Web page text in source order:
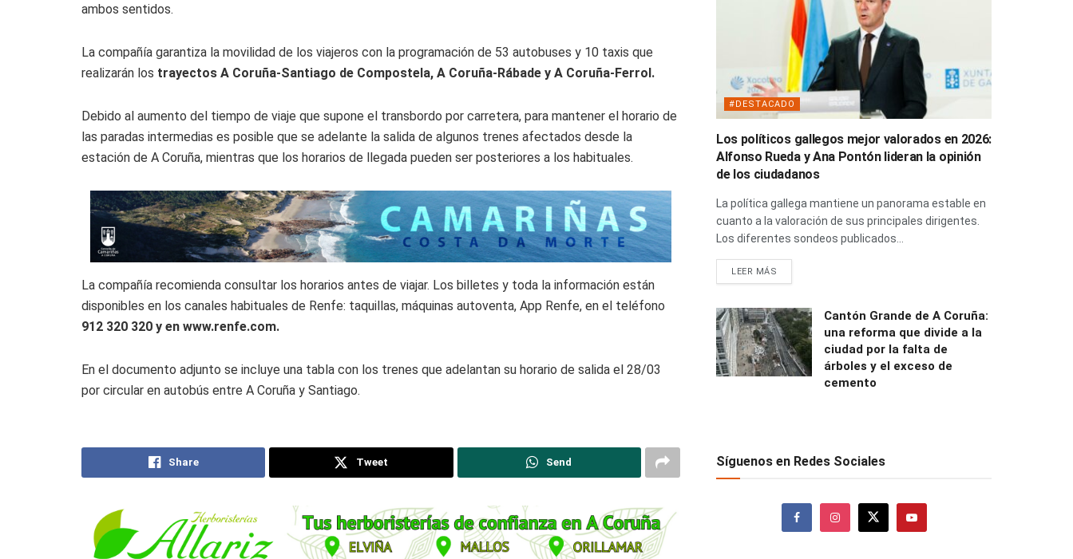
ambos sentidos.
La compañía garantiza la movilidad de los viajeros con la programación de 53 autobuses y 10 taxis que
realizarán los trayectos A Coruña-Santiago de Compostela, A Coruña-Rábade y A Coruña-Ferrol.
Debido al aumento del tiempo de viaje que supone el transbordo por carretera, para mantener el horario de
las paradas intermedias es posible que se adelante la salida de algunos trenes afectados desde la
estación de A Coruña, mientras que los horarios de llegada pueden ser posteriores a los habituales.
La compañía recomienda consultar los horarios antes de viajar. Los billetes y toda la información están
disponibles en los canales habituales de Renfe: taquillas, máquinas autoventa, App Renfe, en el teléfono
912 320 320 y en www.renfe.com.
En el documento adjunto se incluye una tabla con los trenes que adelantan su horario de salida el 28/03
por circular en autobús entre A Coruña y Santiago.
Share Tweet Send
#DESTACADO
Los políticos gallegos mejor valorados en 2026:
Alfonso Rueda y Ana Pontón lideran la opinión
de los ciudadanos
La política gallega mantiene un panorama estable en
cuanto a la valoración de sus principales dirigentes.
Los diferentes sondeos publicados...
LEER MÁS
Cantón Grande de A Coruña:
una reforma que divide a la
ciudad por la falta de
árboles y el exceso de
cemento
Síguenos en Redes Sociales